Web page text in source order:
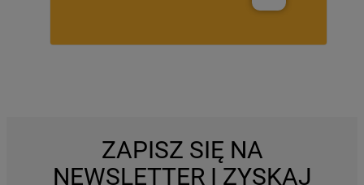
ZAPISZ SIĘ NA
NEWSLETTER I ZYSKAJ